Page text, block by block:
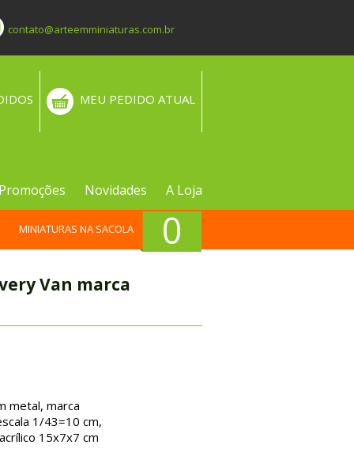
contato@arteemminiaturas.com.br
MEU PEDIDO ATUAL
Promoções Novidades A Loja
0
MINIATURAS NA SACOLA
Van marca
metal, marca
1/43=10 cm,
15x7x7 cm